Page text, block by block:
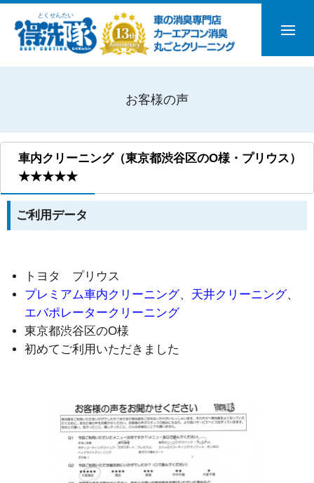
お客様の声
車内クリーニング（東京都渋谷区のO様・プリウス）
★★★★★
ご利用データ
トヨタ プリウス
プレミアム車内クリーニング、 天井クリーニング、
エバポレータークリーニング
東京都渋谷区のO様
初めてご利用いただきました